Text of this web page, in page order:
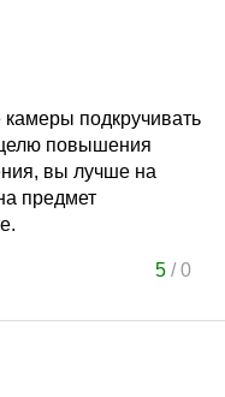
подкручивать
повышения
вы лучше на
предмет
5/0